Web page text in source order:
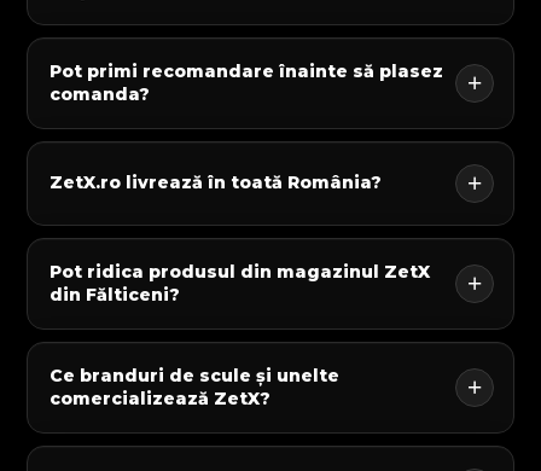
Pot primi recomandare înainte să plasez
comanda?
ZetX.ro livrează în toată România?
Pot ridica produsul din magazinul ZetX
din Fălticeni?
Ce branduri de scule și unelte
comercializează ZetX?